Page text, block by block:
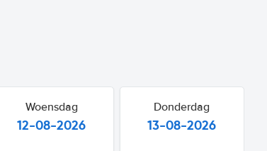
Woensdag
12-08-2026
Donderdag
13-08-2026